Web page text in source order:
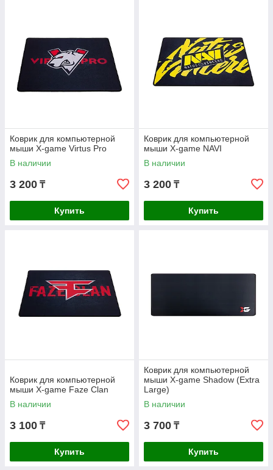
Коврик для компьютерной
мыши X-game Virtus Pro
В наличии
3 200 ₸
Купить
Коврик для компьютерной
мыши X-game NAVI
В наличии
3 200 ₸
Купить
Коврик для компьютерной
мыши X-game Faze Clan
В наличии
3 100 ₸
Купить
Коврик для компьютерной
мыши X-game Shadow (Extra
Large)
В наличии
3 700 ₸
Купить